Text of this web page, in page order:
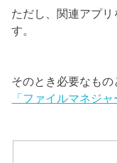
ただし、関連アプ
す。
そのとき必要なもの
「ファイルマネジャ